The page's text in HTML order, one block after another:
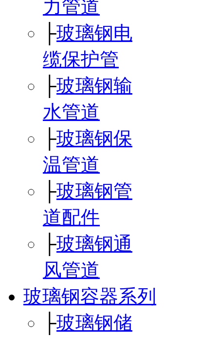
力管道
├玻璃钢电
缆保护管
├玻璃钢输
水管道
├玻璃钢保
温管道
├玻璃钢管
道配件
├玻璃钢通
风管道
玻璃钢容器系列
├玻璃钢储